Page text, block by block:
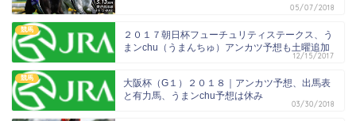
05/07/2018
競馬
２０１７朝日杯フューチュリティステークス、う
まンchu（うまんちゅ）アンカツ予想も土曜追加
12/15/2017
競馬
大阪杯（G１）２０１８｜アンカツ予想、出馬表
と有力馬、うまンchu予想は休み
03/30/2018